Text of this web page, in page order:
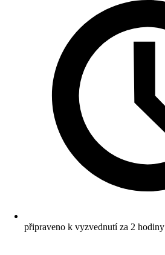
připraveno k vyzvednutí za 2 hodiny